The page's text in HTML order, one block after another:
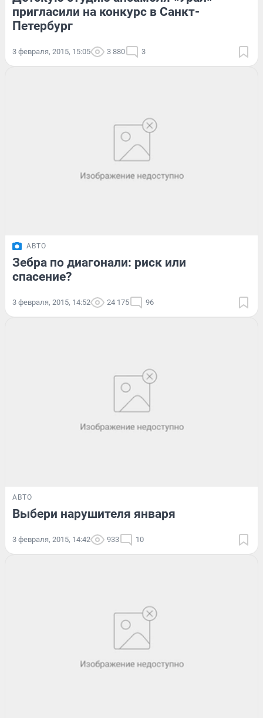
пригласили на конкурс в Санкт-
Петербург
3 февраля, 2015, 15:05 3 880 3
АВТО
Зебра по диагонали: риск или
спасение?
3 февраля, 2015, 14:52 24 175 96
АВТО
Выбери нарушителя января
3 февраля, 2015, 14:42 933 10